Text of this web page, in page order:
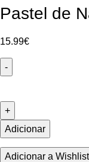
Pastel de
15.99€
Adicionar
Adicionar a Wishlist